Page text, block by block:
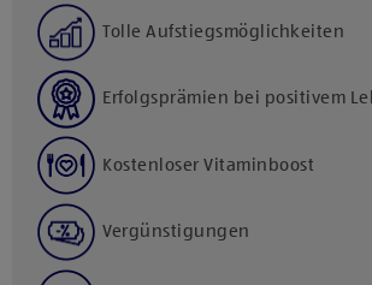
Tolle Aufstiegsmöglichkeiten
Erfolgsprämien bei positivem
Kostenloser Vitaminboost
Vergünstigungen